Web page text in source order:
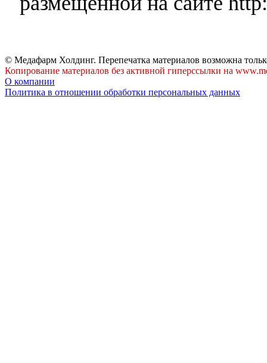
© Медафарм Холдинг. Перепечатка материалов возможна
Копирование материалов без активной гиперссылки на
О компании
Политика в отношении обработки персональных данных